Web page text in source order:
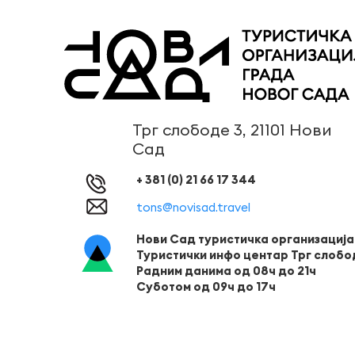
Трг слободе 3, 21101 Нови
Сад
+ 381 (0) 21 66 17 344
tons@novisad.travel
Нови Сад туристичка организација
Туристички инфо центар Трг
Радним данима од 08ч до 21ч
Суботом од 09ч до 17ч